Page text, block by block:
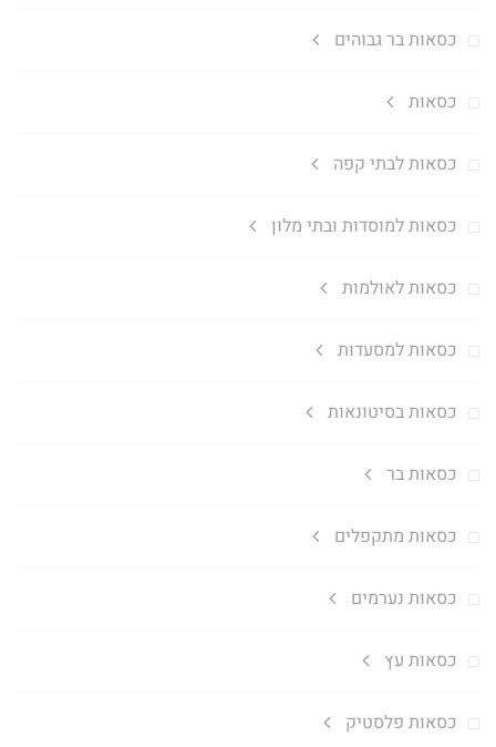
כסאות בר גבוהים
כסאות
כסאות לבתי קפה
כסאות למוסדות ובתי מלון
כסאות לאולמות
כסאות למסעדות
כסאות בסיטונאות
כסאות בר
כסאות מתקפלים
כסאות נערמים
כסאות עץ
כסאות פלסטיק